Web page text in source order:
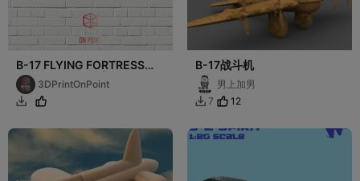
B-17 FLYING FORTRESS
WARBIRD WW2 | 2D WALL
ART 3DPrintOnPoint

B-17战斗机
男上加男
 7 12